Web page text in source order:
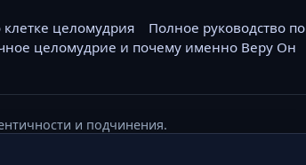
целомудрия
Полное руководство по
целомудрие и почему именно Веру Он
и подчинения.